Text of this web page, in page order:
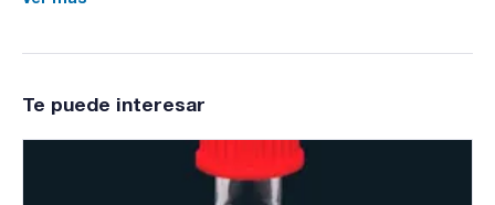
Inmersión :
Te puede interesar